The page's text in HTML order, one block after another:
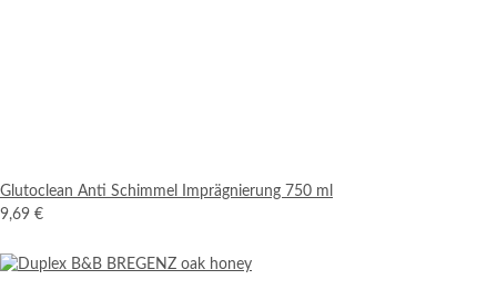
Glutoclean Anti Schimmel Imprägnierung 750 ml
9,69 €